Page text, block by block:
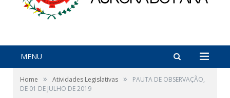
MENU
Home » Atividades Legislativas »
PAUTA DE OBSERVAÇÃO,
DE 01 DE JULHO DE 2019